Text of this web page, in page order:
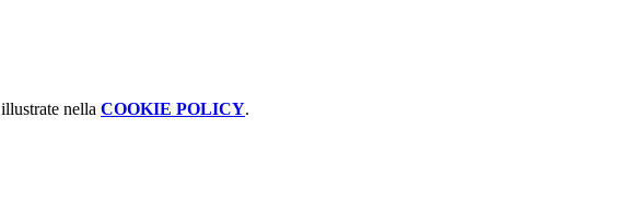
nella COOKIE POLICY.